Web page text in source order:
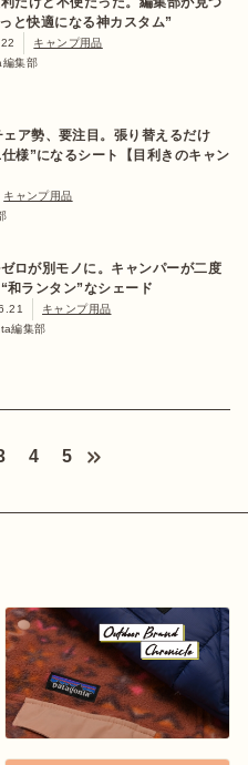
と快適になる神カスタム”
キャンプ用品
集部
ア勢、要注目。張り替えるだけ
様”になるシート【目利きのキャン
キャンプ用品
ロが別モノに。キャンパーが二度
和ランタン”なシェード
キャンプ用品
編集部
4 5